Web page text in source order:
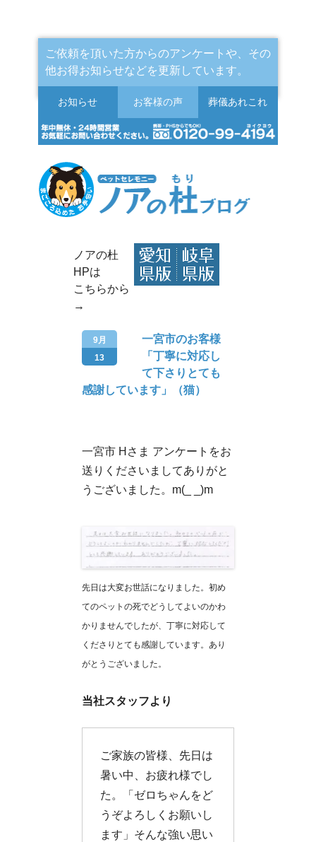
ご依頼を頂いた方からのアンケートや、その
他お得お知らせなどを更新しています。
お知らせ お客様の声 葬儀あれこれ
ノアの杜
HPは
こちらから
→
9月
13
一宮市のお客様
「丁寧に対応し
て下さりとても
感謝しています」（猫）
一宮市 Hさま アンケートをお
送りくださいましてありがと
うございました。m(_ _)m
先日は大変お世話になりました。初め
てのペットの死でどうしてよいのかわ
かりませんでしたが、丁寧に対応して
くださりとても感謝しています。あり
がとうございました。
当社スタッフより
ご家族の皆様、先日は
暑い中、お疲れ様でし
た。「ゼロちゃんをど
うぞよろしくお願いし
ます」そんな強い思い